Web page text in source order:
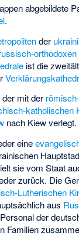
abgebildete
.
der
orthodoxen
ist die
der mit der
katholischen
nach Kiew verlegt.
eine
sie vom Staat
zurück. Die
Lutherischen
aus
der
Familien